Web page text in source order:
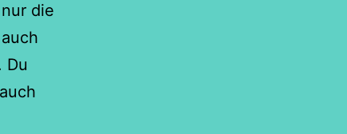
die
Du